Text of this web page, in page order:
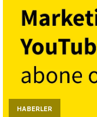
HABERLER
Etkinlikler
Söyleşiler
Kariyer